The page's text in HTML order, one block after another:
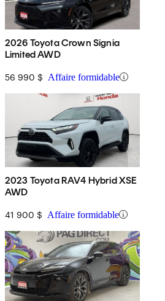
2026 Toyota Crown Signia
Limited AWD
56 990 $ Affaire formidable
2023 Toyota RAV4 Hybrid XSE
AWD
41 900 $ Affaire formidable